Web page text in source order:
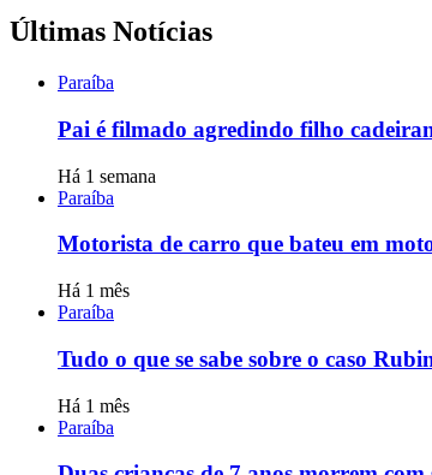
Últimas Notícias
Paraíba
Pai é filmado agredindo filho
Há 1 semana
Paraíba
Motorista de carro que bateu em
Há 1 mês
Paraíba
Tudo o que se sabe sobre o caso
Há 1 mês
Paraíba